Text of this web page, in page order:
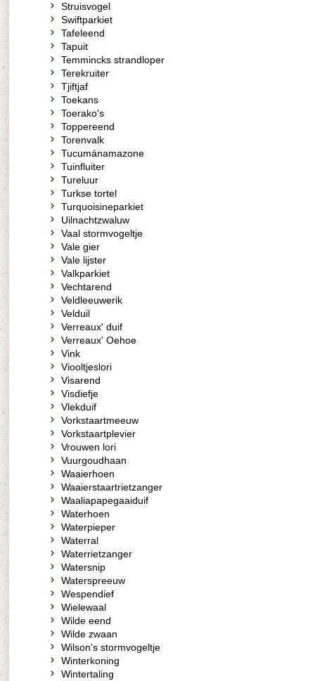
Struisvogel
Swiftparkiet
Tafeleend
Tapuit
Temmincks strandloper
Terekruiter
Tjiftjaf
Toekans
Toerako's
Toppereend
Torenvalk
Tucumánamazone
Tuinfluiter
Tureluur
Turkse tortel
Turquoisineparkiet
Uilnachtzwaluw
Vaal stormvogeltje
Vale gier
Vale lijster
Valkparkiet
Vechtarend
Veldleeuwerik
Velduil
Verreaux' duif
Verreaux' Oehoe
Vink
Viooltjeslori
Visarend
Visdiefje
Vlekduif
Vorkstaartmeeuw
Vorkstaartplevier
Vrouwen lori
Vuurgoudhaan
Waaierhoen
Waaierstaartrietzanger
Waaliapapegaaiduif
Waterhoen
Waterpieper
Waterral
Waterrietzanger
Watersnip
Waterspreeuw
Wespendief
Wielewaal
Wilde eend
Wilde zwaan
Wilson's stormvogeltje
Winterkoning
Wintertaling